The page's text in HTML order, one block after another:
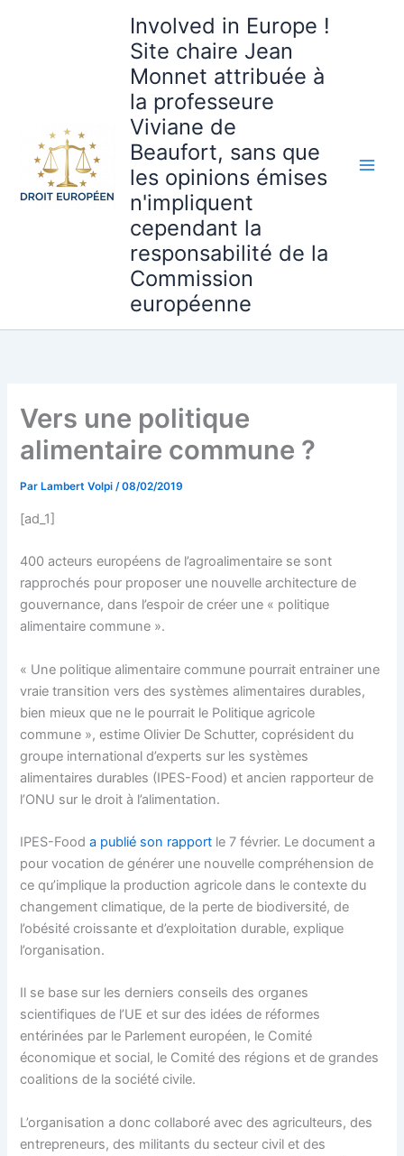
Involved in Europe !
Site chaire Jean
Monnet attribuée à
la professeure
Viviane de
Beaufort, sans que
les opinions émises
n'impliquent
cependant la
responsabilité de la
Commission
européenne
Vers une politique
alimentaire commune ?
Par Lambert Volpi/08/02/2019
[ad_1]
400 acteurs européens de l’agroalimentaire se sont
rapprochés pour proposer une nouvelle architecture de
gouvernance, dans l’espoir de créer une « politique
alimentaire commune ».
« Une politique alimentaire commune pourrait entrainer une
vraie transition vers des systèmes alimentaires durables,
bien mieux que ne le pourrait le Politique agricole
commune », estime Olivier De Schutter, coprésident du
groupe international d’experts sur les systèmes
alimentaires durables (IPES-Food) et ancien rapporteur de
l’ONU sur le droit à l’alimentation.
IPES-Fooda publié son rapport le 7 février. Le document a
pour vocation de générer une nouvelle compréhension de
ce qu’implique la production agricole dans le contexte du
changement climatique, de la perte de biodiversité, de
l’obésité croissante et d’exploitation durable, explique
l’organisation.
Il se base sur les derniers conseils des organes
scientifiques de l’UE et sur des idées de réformes
entérinées par le Parlement européen, le Comité
économique et social, le Comité des régions et de grandes
coalitions de la société civile.
L’organisation a donc collaboré avec des agriculteurs, des
entrepreneurs, des militants du secteur civil et des